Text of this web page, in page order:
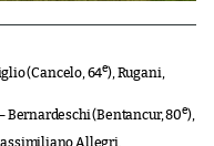
(Cancelo, 64e), Rugani,
Bernardeschi (Bentancur, 80e),
Allegri.